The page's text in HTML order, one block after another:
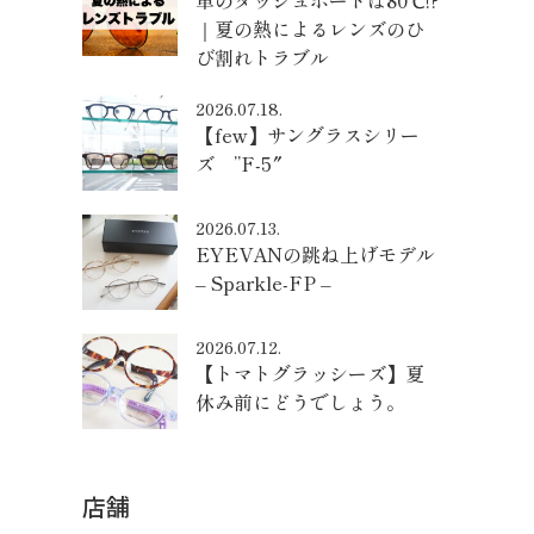
｜夏の熱によるレンズのひ
び割れトラブル
2026.07.18.
【few】サングラスシリー
ズ ”F-5″
2026.07.13.
EYEVANの跳ね上げモデル
– Sparkle-FP –
2026.07.12.
【トマトグラッシーズ】夏
休み前にどうでしょう。
店舗